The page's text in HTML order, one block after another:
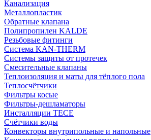
Канализация
Металлопластик
Обратные клапана
Полипропилен KALDE
Резьбовые фитинги
Система KAN-THERM
Системы защиты от протечек
Смесительные клапаны
Теплоизоляция и маты для тёплого пола
Теплосчётчики
Фильтры косые
Фильтры-дешламаторы
Инсталляции TECE
Счётчики воды
Конвекторы внутрипольные и напольные